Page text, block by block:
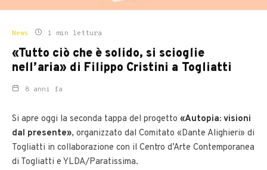
News 1 min lettura
«Tutto ciò che è solido, si scioglie
nell’aria» di Filippo Cristini a Togliatti
8 anni fa
Si apre oggi la seconda tappa del progetto «Autopia: visioni
dal presente», organizzato dal Comitato «Dante Alighieri» di
Togliatti in collaborazione con il Centro d’Arte Contemporanea
di Togliatti e YLDA/Paratissima.